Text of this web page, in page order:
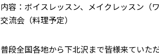
内容：ボイスレッスン、メイクレッスン（
交流会（料理予定）
普段全国各地から下北沢まで皆様来ていた